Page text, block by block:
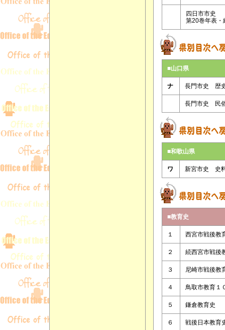
四日市市史
第20巻年表・
■山口県
ナ 長門市史 歴
長門市史 民
■和歌山県
ワ 新宮市史 史
■教育史
１ 西宮市戦後教
２ 続西宮市戦後
３ 尼崎市戦後教
４ 鳥取市教育１
５ 鎌倉教育史
６ 戦後日本教育